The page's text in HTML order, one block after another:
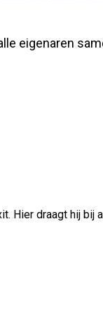
eigenaren
Hier draagt hij bij